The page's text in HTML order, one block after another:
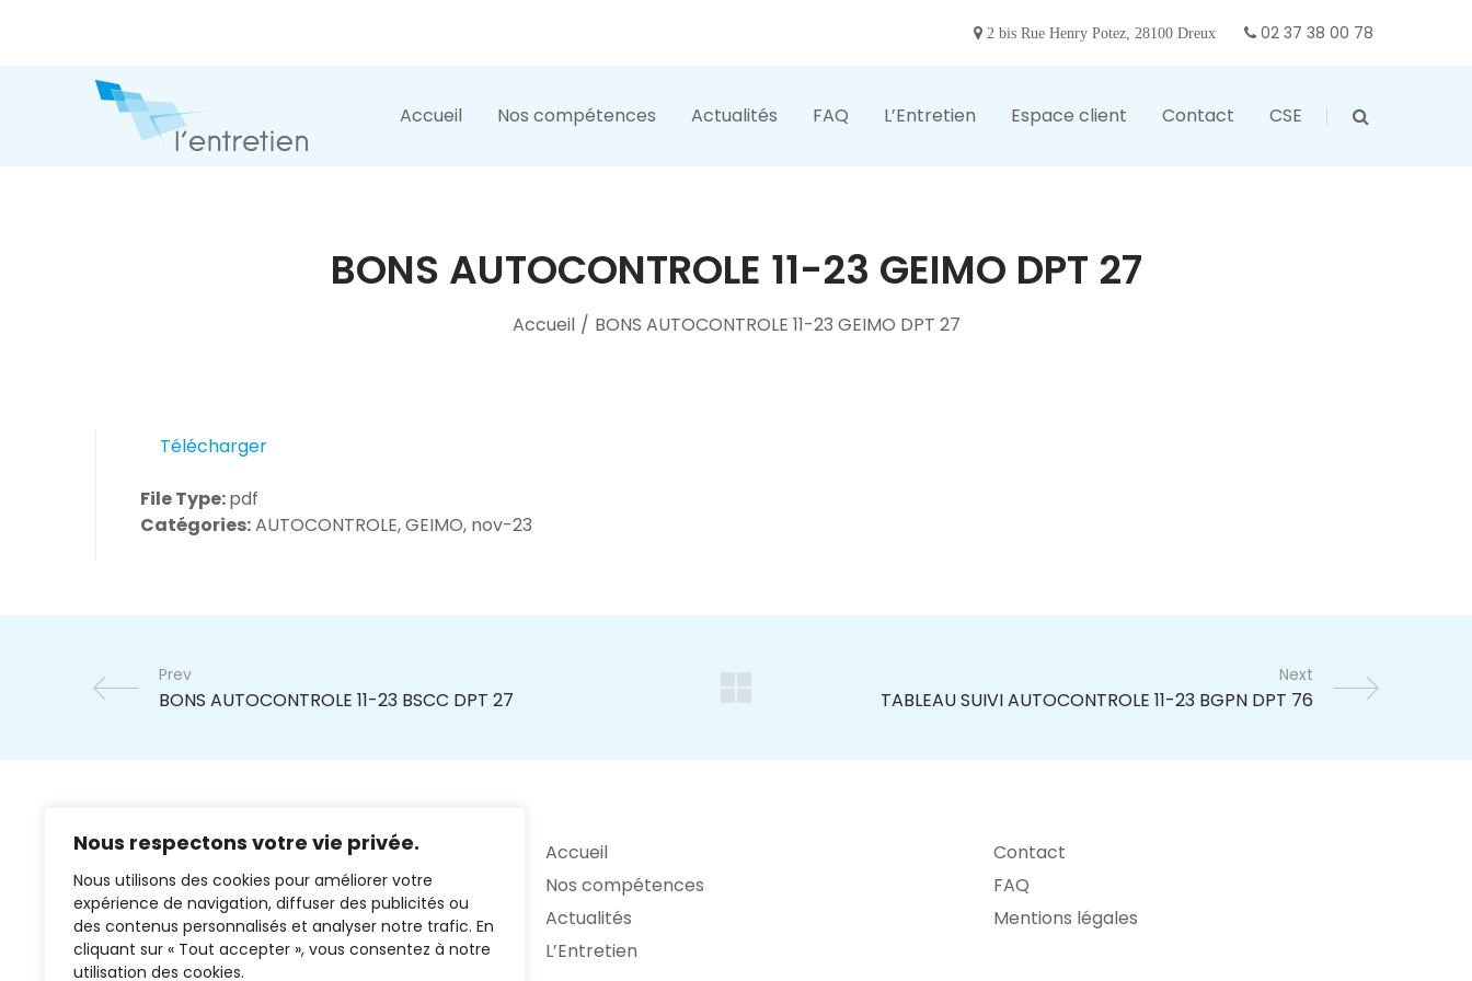
Nous respectons votre vie privée.
Nous utilisons des cookies pour améliorer votre
expérience de navigation, diffuser des publicités ou
des contenus personnalisés et analyser notre trafic. En
cliquant sur « Tout accepter », vous consentez à notre
utilisation des cookies.
2 bis Rue Henry Potez, 28100 Dreux 02 37 38 00 78
Accueil Nos compétences Actualités FAQ L’Entretien Espace client Contact CSE
BONS AUTOCONTROLE 11-23 GEIMO DPT 27
Accueil / BONS AUTOCONTROLE 11-23 GEIMO DPT 27
Télécharger
File Type:pdf
Catégories:AUTOCONTROLE, GEIMO, nov-23
Prev Next
02 37 38 00 78
Accueil
Nos compétences
Actualités
L’Entretien
Contact
FAQ
Mentions légales